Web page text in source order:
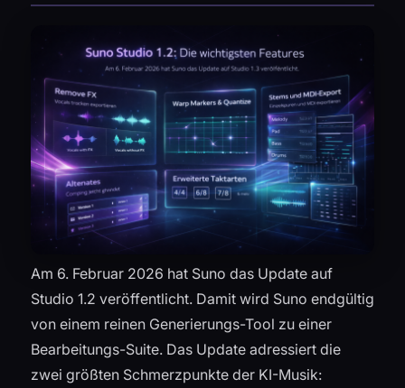
Am 6. Februar 2026 hat Suno das Update auf
Studio 1.2 veröffentlicht. Damit wird Suno endgültig
von einem reinen Generierungs-Tool zu einer
Bearbeitungs-Suite. Das Update adressiert die
zwei größten Schmerzpunkte der KI-Musik: